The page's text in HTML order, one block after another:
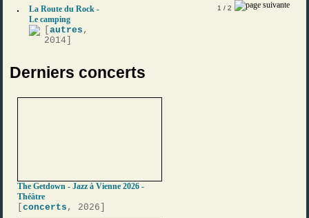
La Route du Rock -
Le camping
[autres ,
2014]
1 / 2
Derniers concerts
The Getdown - Jazz à Vienne 2026 -
Théâtre
[concerts , 2026]